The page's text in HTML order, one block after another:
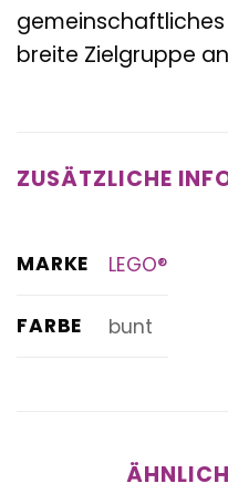
breite Zielgruppe
ZUSÄTZLICHE
MARKE LEGO®
FARBE bunt